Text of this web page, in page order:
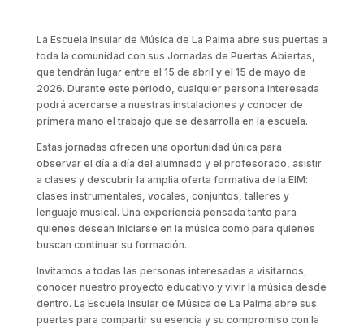
La Escuela Insular de Música de La Palma abre sus puertas a
toda la comunidad con sus Jornadas de Puertas Abiertas,
que tendrán lugar entre el 15 de abril y el 15 de mayo de
2026. Durante este periodo, cualquier persona interesada
podrá acercarse a nuestras instalaciones y conocer de
primera mano el trabajo que se desarrolla en la escuela.
Estas jornadas ofrecen una oportunidad única para
observar el día a día del alumnado y el profesorado, asistir
a clases y descubrir la amplia oferta formativa de la EIM:
clases instrumentales, vocales, conjuntos, talleres y
lenguaje musical. Una experiencia pensada tanto para
quienes desean iniciarse en la música como para quienes
buscan continuar su formación.
Invitamos a todas las personas interesadas a visitarnos,
conocer nuestro proyecto educativo y vivir la música desde
dentro. La Escuela Insular de Música de La Palma abre sus
puertas para compartir su esencia y su compromiso con la